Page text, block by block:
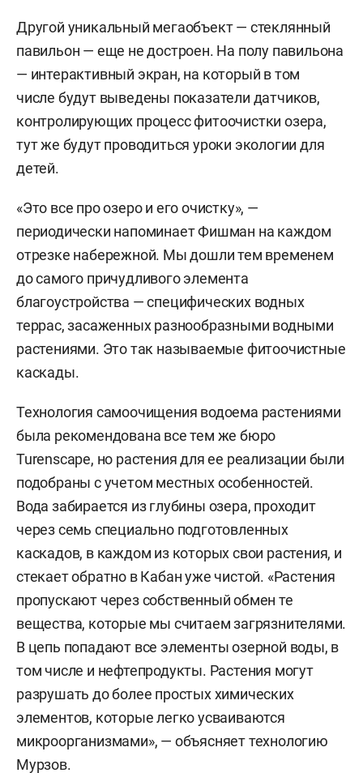
Другой уникальный мегаобъект — стеклянный
павильон — еще не достроен. На полу павильона
— интерактивный экран, на который в том
числе будут выведены показатели датчиков,
контролирующих процесс фитоочистки озера,
тут же будут проводиться уроки экологии для
детей.
«Это все про озеро и его очистку», —
периодически напоминает Фишман на каждом
отрезке набережной. Мы дошли тем временем
до самого причудливого элемента
благоустройства — специфических водных
террас, засаженных разнообразными водными
растениями. Это так называемые фитоочистные
каскады.
Технология самоочищения водоема растениями
была рекомендована все тем же бюро
Turenscape, но растения для ее реализации были
подобраны с учетом местных особенностей.
Вода забирается из глубины озера, проходит
через семь специально подготовленных
каскадов, в каждом из которых свои растения, и
стекает обратно в Кабан уже чистой. «Растения
пропускают через собственный обмен те
вещества, которые мы считаем загрязнителями.
В цепь попадают все элементы озерной воды, в
том числе и нефтепродукты. Растения могут
разрушать до более простых химических
элементов, которые легко усваиваются
микроорганизмами», — объясняет технологию
Мурзов.